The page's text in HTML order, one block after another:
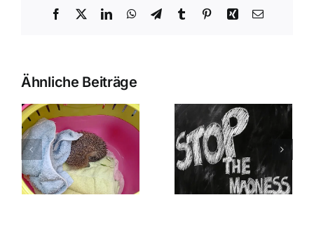
Facebook LinkedInWhatsApp
TelegramTumblr PinterestXing E-
Ähnliche Beiträge